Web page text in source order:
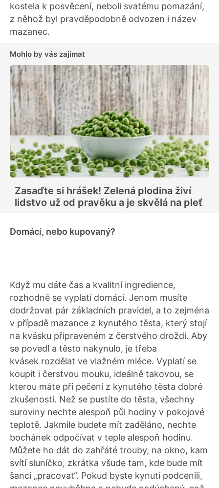
kostela k posvěcení, neboli svatému pomazání,
z něhož byl pravděpodobně odvozen i název
mazanec.
Mohlo by vás zajímat
Zasaďte si hrášek! Zelená plodina živí
lidstvo už od pravěku a je skvělá na pleť
Domácí, nebo kupovaný?
Když mu dáte čas a kvalitní ingredience,
rozhodně se vyplatí domácí. Jenom musíte
dodržovat pár základních pravidel, a to zejména
v případě mazance z kynutého těsta, který stojí
na kvásku připraveném z čerstvého droždí. Aby
se povedl a těsto nakynulo, je třeba
kvásek rozdělat ve vlažném mléce. Vyplatí se
koupit i čerstvou mouku, ideálně takovou, se
kterou máte při pečení z kynutého těsta dobré
zkušenosti. Než se pustíte do těsta, všechny
suroviny nechte alespoň půl hodiny v pokojové
teplotě. Jakmile budete mít zaděláno, nechte
bochánek odpočívat v teple alespoň hodinu.
Můžete ho dát do zahřáté trouby, na okno, kam
svítí sluníčko, zkrátka všude tam, kde bude mít
šanci „pracovat“. Pokud byste kynutí podcenili,